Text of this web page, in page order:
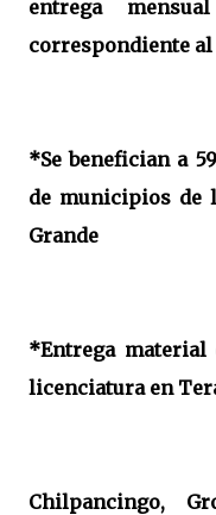
entrega
correspondiente al
*Se benefician a
de municipios de
Grande
*Entrega
licenciatura en
Chilpancingo,